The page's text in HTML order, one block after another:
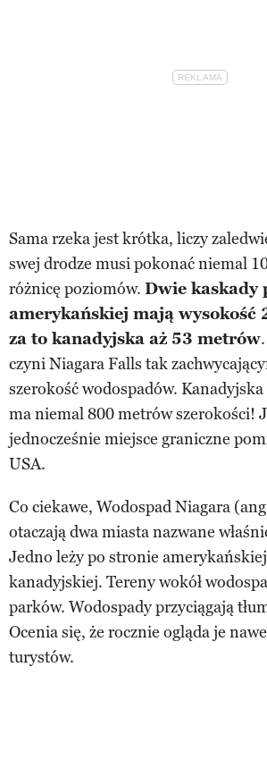
Sama rzeka jest krótka, liczy
swej drodze musi pokonać niemal
różnicę poziomów. Dwie kaskady
amerykańskiej mają wysokość
za to kanadyjska aż 53 metrów
czyni Niagara Falls tak
szerokość wodospadów.
ma niemal 800 metrów szerokości!
jednocześnie miejsce graniczne
USA.
Co ciekawe, Wodospad Niagara
otaczają dwa miasta nazwane
Jedno leży po stronie
kanadyjskiej. Tereny wokół
parków. Wodospady przyciągają
Ocenia się, że rocznie ogląda je
turystów.